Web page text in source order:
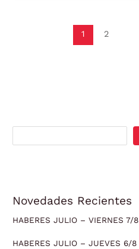
1 2
Novedades Recientes
HABERES JULIO – VIERNES 7/8
HABERES JULIO – JUEVES 6/8